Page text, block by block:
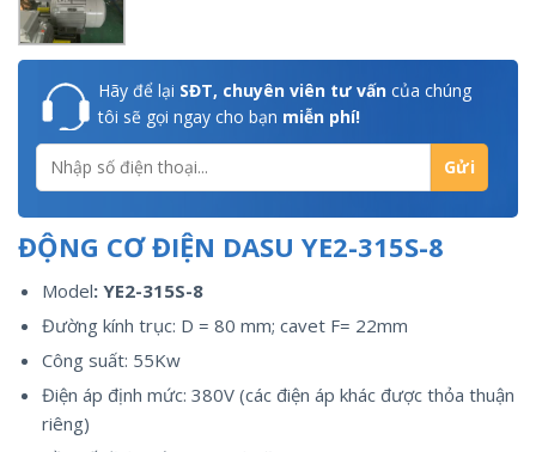
Hãy để lại SĐT, chuyên viên tư vấn của chúng
tôi sẽ gọi ngay cho bạn miễn phí!
ĐỘNG CƠ ĐIỆN DASU YE2-315S-8
Model: YE2-315S-8
Đường kính trục: D = 80 mm; cavet F= 22mm
Công suất: 55Kw
Điện áp định mức: 380V (các điện áp khác được thỏa thuận
riêng)